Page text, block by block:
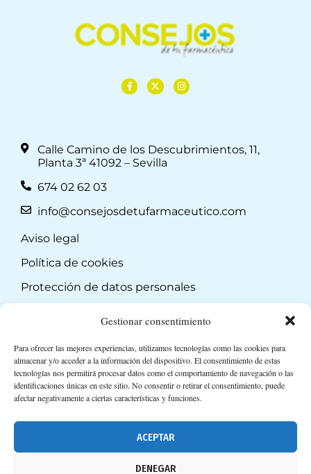
Gestionar consentimiento
Para ofrecer las mejores experiencias, utilizamos tecnologías como las cookies para
almacenar y/o acceder a la información del dispositivo. El consentimiento de estas
tecnologías nos permitirá procesar datos como el comportamiento de navegación o las
identificaciones únicas en este sitio. No consentir o retirar el consentimiento, puede
afectar negativamente a ciertas características y funciones.
ACEPTAR
DENEGAR
Calle Camino de los Descubrimientos, 11,
Planta 3ª 41092 – Sevilla
674 02 62 03
info@consejosdetufarmaceutico.com
Aviso legal
Política de cookies
Protección de datos personales